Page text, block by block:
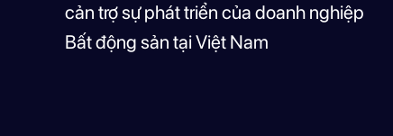
cản trợ sự phát triển của doanh nghiệp
Bất động sản tại Việt Nam